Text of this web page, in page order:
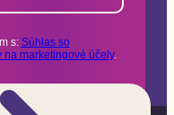
s: Súhlas so
marketingové účely.